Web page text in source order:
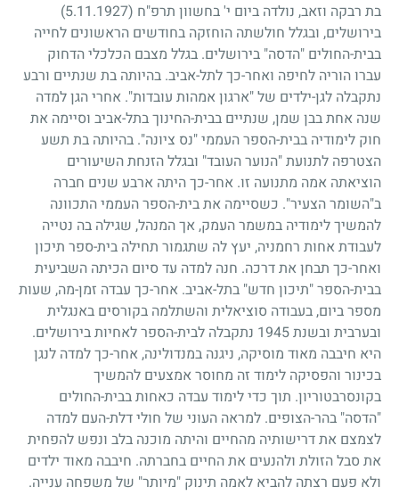
בת רבקה וזאב, נולדה ביום י' בחשוון תרפ"ח (5.11.1927)
בירושלים, ובגלל חולשתה הוחזקה בחודשים הראשונים לחייה
בבית-החולים "הדסה" בירושלים. בגלל מצבם הכלכלי הדחוק
עברו הוריה לחיפה ואחר-כך לתל-אביב. בהיותה בת שנתיים ורבע
נתקבלה לגן-ילדים של "ארגון אמהות עובדות". אחרי הגן למדה
שנה אחת בבן שמן, שנתיים בבית-החינוך בתל-אביב וסיימה את
חוק לימודיה בבית-הספר העממי "נס ציונה". בהיותה בת תשע
הצטרפה לתנועת "הנוער העובד" ובגלל הזנחת השיעורים
הוציאתה אמה מתנועה זו. אחר-כך היתה ארבע שנים חברה
ב"השומר הצעיר". כשסיימה את בית-הספר העממי התכוונה
להמשיך לימודיה במשמר העמק, אך המנהל, שגילה בה נטייה
לעבודת אחות רחמניה, יעץ לה שתגמור תחילה בית-ספר תיכון
ואחר-כך תבחן את דרכה. חנה למדה עד סיום הכיתה השביעית
בבית-הספר "תיכון חדש" בתל-אביב. אחר-כך עבדה זמן-מה, שעות
מספר ביום, בעבודה סוציאלית והשתלמה בקורסים באנגלית
ובערבית ובשנת1945 נתקבלה לבית-הספר לאחיות בירושלים.
היא חיבבה מאוד מוסיקה, ניגנה במנדולינה, אחר-כך למדה לנגן
בכינור והפסיקה לימוד זה מחוסר אמצעים להמשיך
בקונסרבטוריון. תוך כדי לימוד עבדה כאחות בבית-החולים
"הדסה" בהר-הצופים. למראה העוני של חולי דלת-העם למדה
לצמצם את דרישותיה מהחיים והיתה מוכנה בלב ונפש להפחית
את סבל הזולת ולהנעים את החיים בחברתה. חיבבה מאוד ילדים
ולא פעם רצתה להביא לאמה תינוק "מיותר" של משפחה ענייה.